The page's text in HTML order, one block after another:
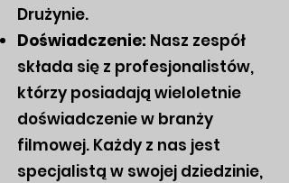
Drużynie.
Doświadczenie: Nasz zespół
składa się z profesjonalistów,
którzy posiadają wieloletnie
doświadczenie w branży
filmowej. Każdy z nas jest
specjalistą w swojej dziedzinie,